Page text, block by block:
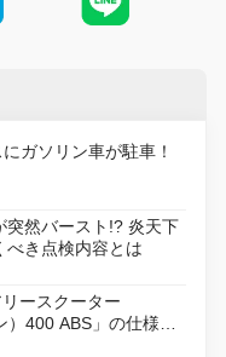
ガソリン車が駐車！
突然バースト!? 炎天下
べき点検内容とは
ースクーター
）400 ABS」の仕様を